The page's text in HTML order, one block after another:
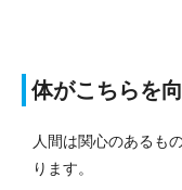
体がこちらを
人間は関心のあるも
ります。